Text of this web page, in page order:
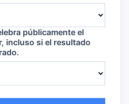
públicamente el
incluso si el resultado